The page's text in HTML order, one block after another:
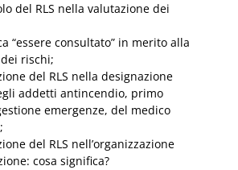
del RLS nella valutazione dei
“essere consultato” in merito alla
rischi;
del RLS nella designazione
addetti antincendio, primo
emergenze, del medico
del RLS nell’organizzazione
cosa significa?